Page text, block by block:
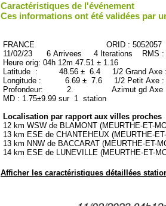
Caractéristiques de l'événement
Ces informations ont été validées par
FRANCE ORID : 5052057
11/02/23 6 Arrivees 4 Iterations RMS :
Heure orig: 04h 12m 47.51 ± 1.16
Latitude : 48.56 ± 6.4 1/2 Grand Axe
Longitude : 6.69 ± 7.6 1/2 Petit Axe
Profondeur: 2. Azimut gd Axe :
MD : 1.75±9.99 sur 1 station
Localisation par rapport aux villes proches
12 km WSW de BLAMONT (MEURTHE-ET-
13 km ESE de CHANTEHEUX (MEURTHE-
13 km NNW de BACCARAT (MEURTHE-ET-
14 km ESE de LUNEVILLE (MEURTHE-ET-
Afficher les caractéristiques détaillées